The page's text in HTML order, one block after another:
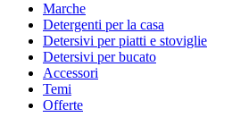
Marche
Detergenti per la casa
Detersivi per piatti e stoviglie
Detersivi per bucato
Accessori
Temi
Offerte